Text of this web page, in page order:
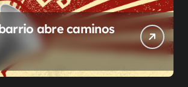
abre caminos